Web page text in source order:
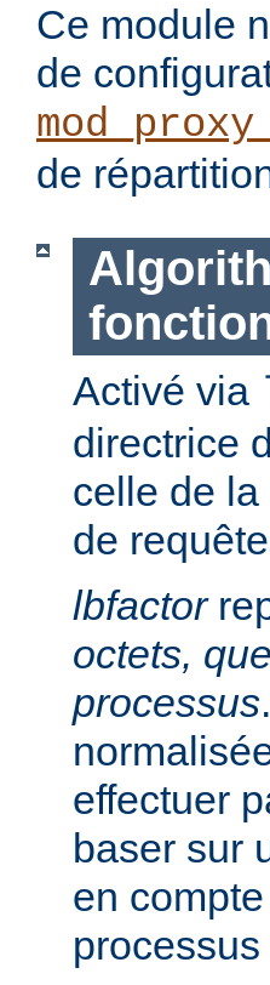
Ce module
de
de
Activé via
directrice
celle de
de
lbfactor
octets,
processus
effectuer
baser sur
en